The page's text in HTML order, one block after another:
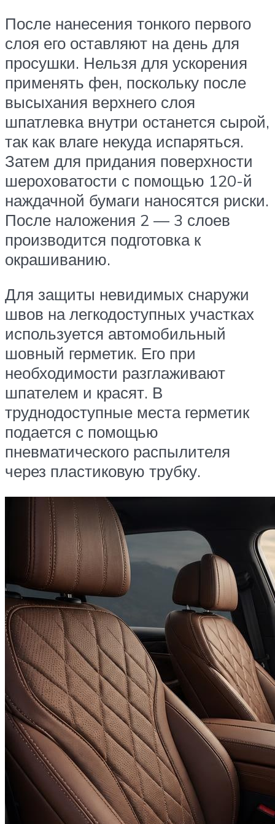
После нанесения тонкого первого
слоя его оставляют на день для
просушки. Нельзя для ускорения
применять фен, поскольку после
высыхания верхнего слоя
шпатлевка внутри останется сырой,
так как влаге некуда испаряться.
Затем для придания поверхности
шероховатости с помощью 120-й
наждачной бумаги наносятся риски.
После наложения 2 — 3 слоев
производится подготовка к
окрашиванию.
Для защиты невидимых снаружи
швов на легкодоступных участках
используется автомобильный
шовный герметик. Его при
необходимости разглаживают
шпателем и красят. В
труднодоступные места герметик
подается с помощью
пневматического распылителя
через пластиковую трубку.